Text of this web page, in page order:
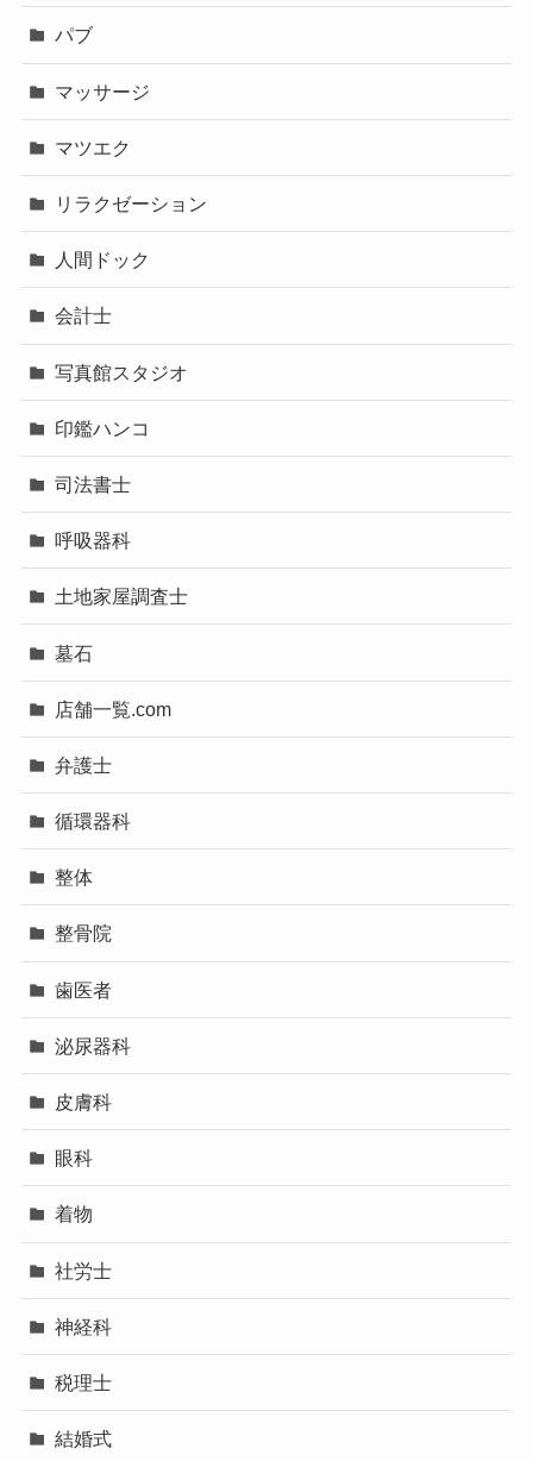
パブ
マッサージ
マツエク
リラクゼーション
人間ドック
会計士
写真館スタジオ
印鑑ハンコ
司法書士
呼吸器科
土地家屋調査士
墓石
店舗一覧.com
弁護士
循環器科
整体
整骨院
歯医者
泌尿器科
皮膚科
眼科
着物
社労士
神経科
税理士
結婚式